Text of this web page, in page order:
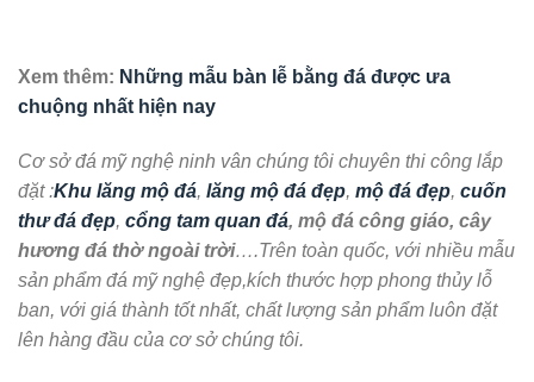
Xem thêm: Những mẫu bàn lễ bằng đá được ưa
chuộng nhất hiện nay
Cơ sở đá mỹ nghệ ninh vân chúng tôi chuyên thi công lắp
đặt :Khu lăng mộ đá, lăng mộ đá đẹp, mộ đá đẹp, cuốn
thư đá đẹp, cổng tam quan đá, mộ đá công giáo, cây
hương đá thờ ngoài trời….Trên toàn quốc, với nhiều mẫu
sản phẩm đá mỹ nghệ đẹp,kích thước hợp phong thủy lỗ
ban, với giá thành tốt nhất, chất lượng sản phẩm luôn đặt
lên hàng đầu của cơ sở chúng tôi.